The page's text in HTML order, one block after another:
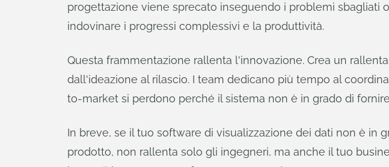
progettazione viene sprecato inseguendo i problemi sbagliati
indovinare i progressi complessivi e la produttività.
Questa frammentazione rallenta l'innovazione. Crea un
dall'ideazione al rilascio. I team dedicano più tempo al
to-market si perdono perché il sistema non è in grado di
In breve, se il tuo software di visualizzazione dei dati non è
prodotto, non rallenta solo gli ingegneri, ma anche il tuo